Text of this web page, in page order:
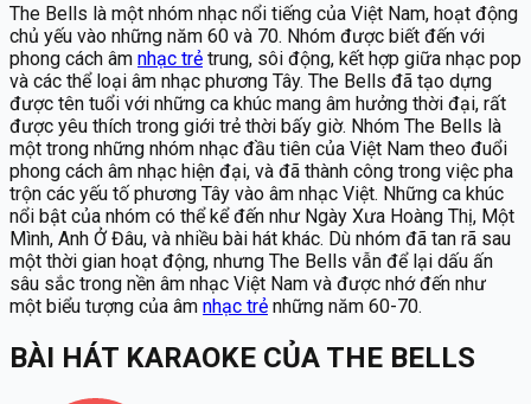
The Bells là một nhóm nhạc nổi tiếng của Việt Nam, hoạt động
chủ yếu vào những năm 60 và 70. Nhóm được biết đến với
phong cách âm nhạc trẻ trung, sôi động, kết hợp giữa nhạc pop
và các thể loại âm nhạc phương Tây. The Bells đã tạo dựng
được tên tuổi với những ca khúc mang âm hưởng thời đại, rất
được yêu thích trong giới trẻ thời bấy giờ. Nhóm The Bells là
một trong những nhóm nhạc đầu tiên của Việt Nam theo đuổi
phong cách âm nhạc hiện đại, và đã thành công trong việc pha
trộn các yếu tố phương Tây vào âm nhạc Việt. Những ca khúc
nổi bật của nhóm có thể kể đến như Ngày Xưa Hoàng Thị, Một
Mình, Anh Ở Đâu, và nhiều bài hát khác. Dù nhóm đã tan rã sau
một thời gian hoạt động, nhưng The Bells vẫn để lại dấu ấn
sâu sắc trong nền âm nhạc Việt Nam và được nhớ đến như
một biểu tượng của âm nhạc trẻ những năm 60-70.
BÀI HÁT KARAOKE CỦA THE BELLS